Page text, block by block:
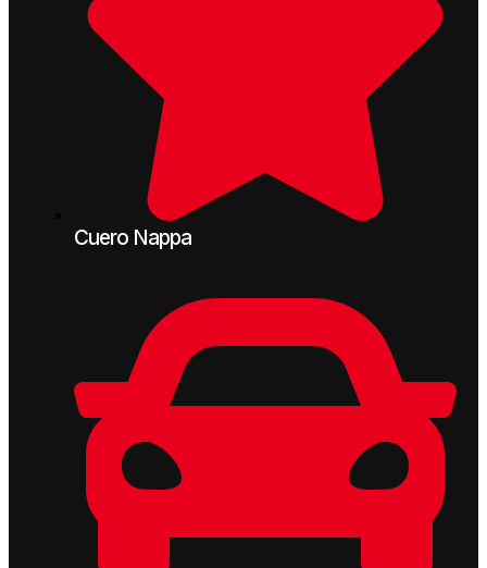
Cuero Nappa